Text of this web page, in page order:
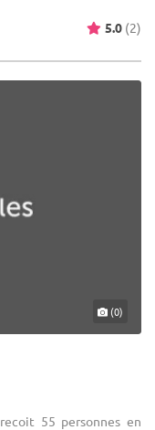
5.0 (2)
(0)
55 personnes en